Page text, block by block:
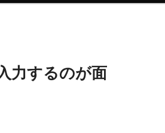
力するのが面